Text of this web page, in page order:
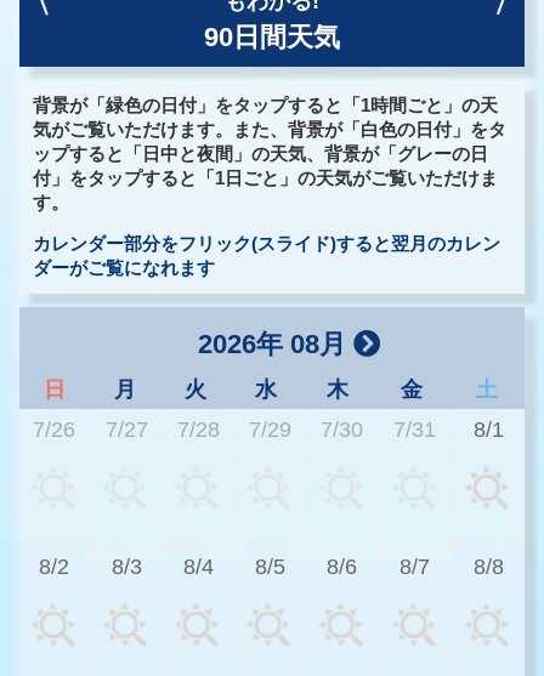
90日間天気
背景が「緑色の日付」をタップすると「1時間ごと」の天
気がご覧いただけます。また、背景が「白色の日付」をタ
ップすると「日中と夜間」の天気、背景が「グレーの日
付」をタップすると「1日ごと」の天気がご覧いただけま
す。
カレンダー部分をフリック(スライド)すると翌月のカレン
ダーがご覧になれます
2026年 08月
日 月 火 水 木 金
土
7/26
7/27 7/28 7/29 7/30 7/31 8/1
8/2 8/3 8/4 8/5 8/6 8/7 8/8